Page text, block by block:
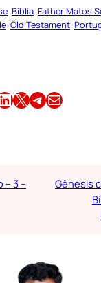
Biblia Father Matos
Old Testament
LinkedIn Share this article on X Share this article on TelegramEmail this Article
– 3 –
Gênesis